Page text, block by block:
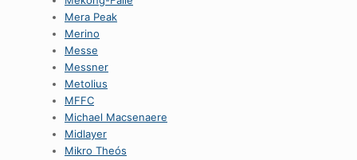
Mera Peak
Merino
Messe
Messner
Metolius
MFFC
Michael Macsenaere
Midlayer
Mikro Theós